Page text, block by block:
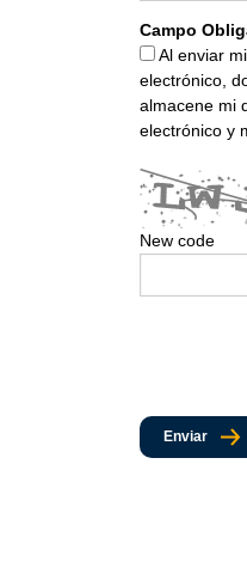
Campo
Al enviar
electrónico,
almacene mi
electrónico y
New code
Enviar